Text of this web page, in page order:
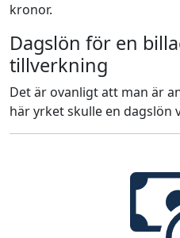
kronor.
Dagslön för en
tillverkning
Det är ovanligt att man är
här yrket skulle en dagslön